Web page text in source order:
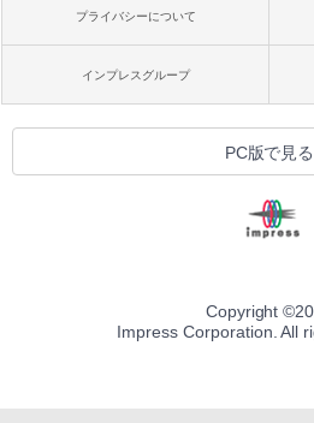
プライバシーについて
インプレスグループ
PC版で見る
Copyright ©
Impress Corporation. All